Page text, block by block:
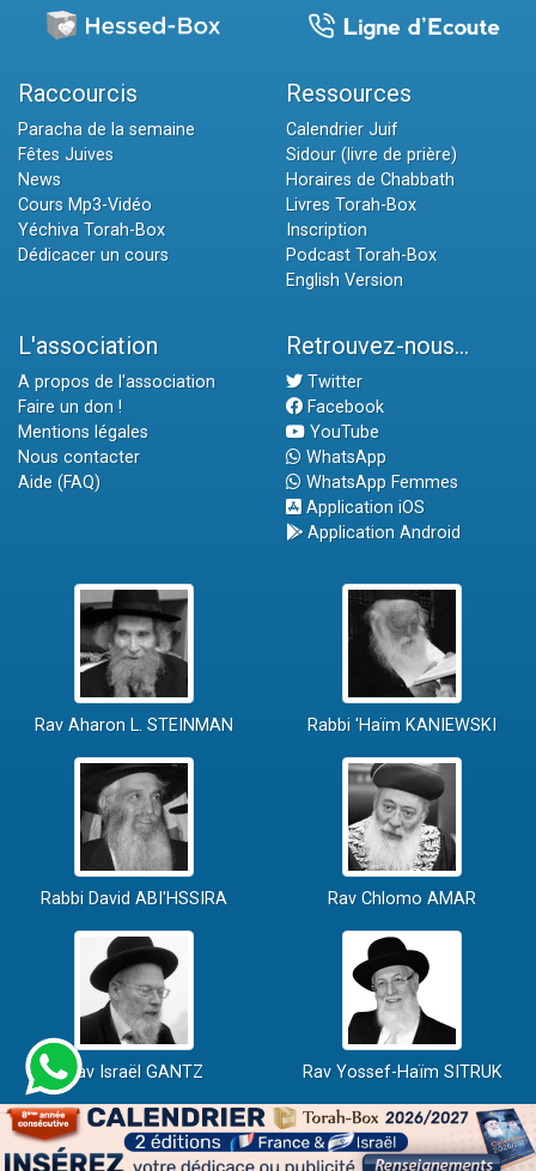
Raccourcis
Paracha de la semaine
Fêtes Juives
News
Cours Mp3-Vidéo
Yéchiva Torah-Box
Dédicacer un cours
Ressources
Calendrier Juif
Sidour (livre de prière)
Horaires de Chabbath
Livres Torah-Box
Inscription
Podcast Torah-Box
English Version
L'association
A propos de l'association
Faire un don !
Mentions légales
Nous contacter
Aide (FAQ)
Retrouvez-nous...
Twitter
Facebook
YouTube
WhatsApp
WhatsApp Femmes
Application iOS
Application Android
Rav Aharon L. STEINMAN Rabbi 'Haïm KANIEWSKI
Rabbi David ABI'HSSIRA Rav Chlomo AMAR
Rav Israël GANTZ Rav Yossef-Haïm SITRUK